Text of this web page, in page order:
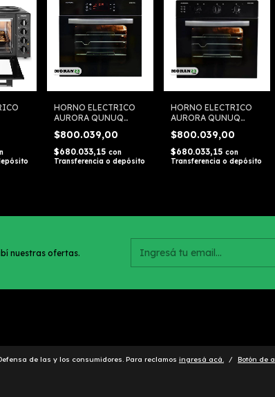
HORNO ELECTRICO
AURORA QUNUQ
QHETG DE EMPOTRAR
$800.039,00
$680.033,15 con
Transferencia o depósito
HORNO ELECTRICO
AURORA QUNUQ
HEME DE EMPOTRAR
$800.039,00
$680.033,15 con
Transferencia o depósito
nuestras ofertas.
de las y los consumidores. Para reclamos ingresá acá. / Botón de